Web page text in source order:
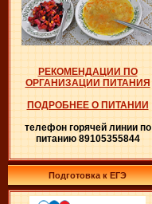
РЕКОМЕНДАЦИИ ПО
ОРГАНИЗАЦИИ ПИТАНИЯ
ПОДРОБНЕЕ О ПИТАНИИ
телефон горячей линии по
питанию 89105355844
Подготовка к ЕГЭ